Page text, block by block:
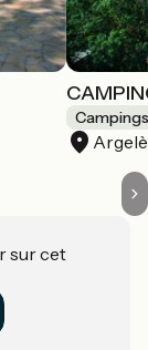
sur cet